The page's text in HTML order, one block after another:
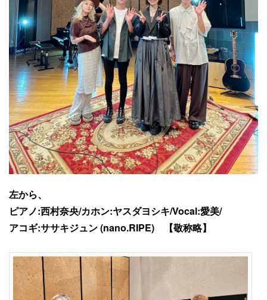
左から、
ピアノ:西村奈央/カホン:ヤスダヨシキ/Vocal:愛美/
アコギ:ササキジュン (nano.RIPE) 【敬称略】